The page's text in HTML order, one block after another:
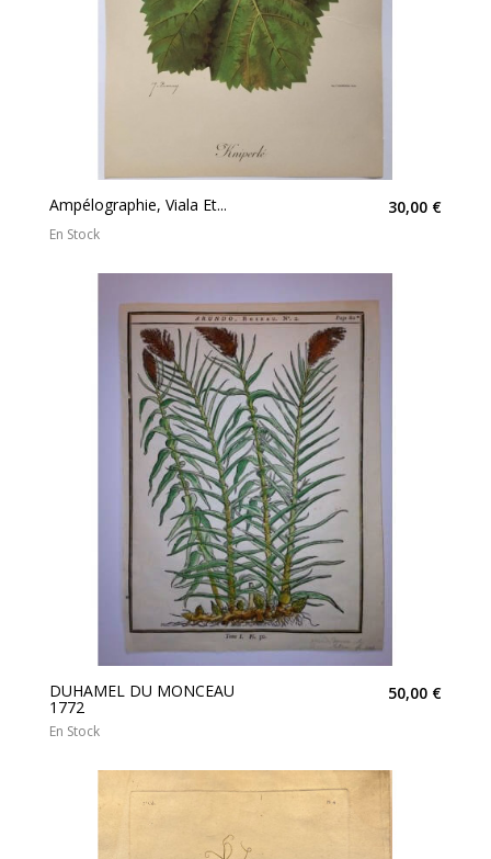
Ampélographie, Viala Et... 30,00 €
En Stock
DUHAMEL DU MONCEAU
1772
50,00 €
En Stock